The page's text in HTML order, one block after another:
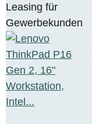
Leasing für
Gewerbekunden